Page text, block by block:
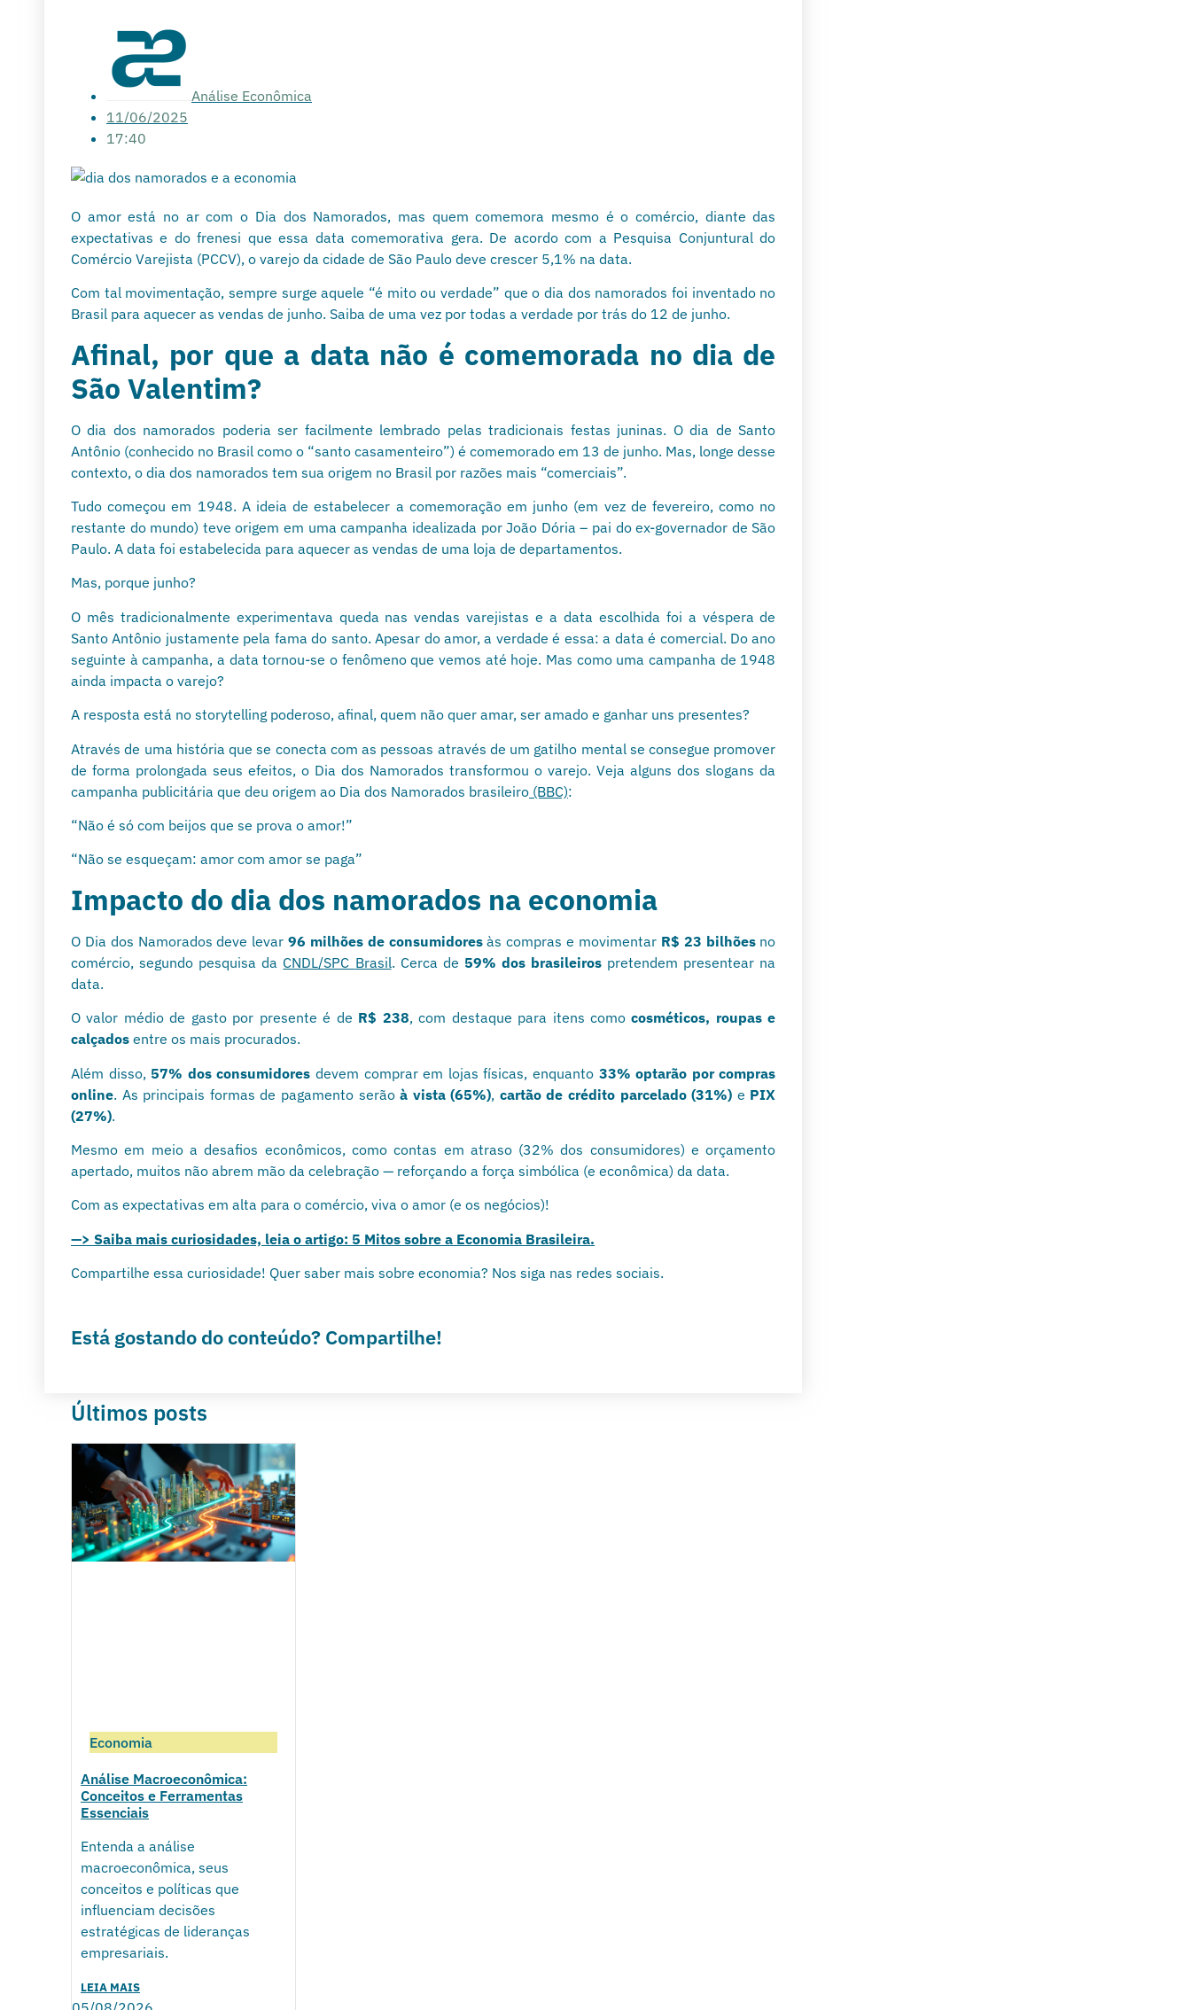
Análise Econômica
11/06/2025
17:40
O amor está no ar com o Dia dos Namorados, mas quem comemora mesmo é o comércio, diante das
expectativas e do frenesi que essa data comemorativa gera. De acordo com a Pesquisa Conjuntural do
Comércio Varejista (PCCV), o varejo da cidade de São Paulo deve crescer 5,1% na data.
Com tal movimentação, sempre surge aquele “é mito ou verdade” que o dia dos namorados foi inventado no
Brasil para aquecer as vendas de junho. Saiba de uma vez por todas a verdade por trás do 12 de junho.
Afinal, por que a data não é comemorada no dia de
São Valentim?
O dia dos namorados poderia ser facilmente lembrado pelas tradicionais festas juninas. O dia de Santo
Antônio (conhecido no Brasil como o “santo casamenteiro”) é comemorado em 13 de junho. Mas, longe desse
contexto, o dia dos namorados tem sua origem no Brasil por razões mais “comerciais”.
Tudo começou em 1948. A ideia de estabelecer a comemoração em junho (em vez de fevereiro, como no
restante do mundo) teve origem em uma campanha idealizada por João Dória – pai do ex-governador de São
Paulo. A data foi estabelecida para aquecer as vendas de uma loja de departamentos.
Mas, porque junho?
O mês tradicionalmente experimentava queda nas vendas varejistas e a data escolhida foi a véspera de
Santo Antônio justamente pela fama do santo. Apesar do amor, a verdade é essa: a data é comercial. Do ano
seguinte à campanha, a data tornou-se o fenômeno que vemos até hoje. Mas como uma campanha de 1948
ainda impacta o varejo?
A resposta está no storytelling poderoso, afinal, quem não quer amar, ser amado e ganhar uns presentes?
Através de uma história que se conecta com as pessoas através de um gatilho mental se consegue promover
de forma prolongada seus efeitos, o Dia dos Namorados transformou o varejo. Veja alguns dos slogans da
campanha publicitária que deu origem ao Dia dos Namorados brasileiro (BBC):
“Não é só com beijos que se prova o amor!”
“Não se esqueçam: amor com amor se paga”
Impacto do dia dos namorados na economia
O Dia dos Namorados deve levar96 milhões de consumidoresàs compras e movimentar R$ 23 bilhõesno
comércio, segundo pesquisa da CNDL/SPC Brasil. Cerca de 59% dos brasileiros pretendem presentear na
data.
O valor médio de gasto por presente é de R$ 238, com destaque para itens comocosméticos, roupas e
calçados entre os mais procurados.
Além disso, 57% dos consumidores devem comprar em lojas físicas, enquanto 33% optarão por compras
online. As principais formas de pagamento serãoà vista (65%), cartão de crédito parcelado (31%) e PIX
(27%).
Mesmo em meio a desafios econômicos, como contas em atraso (32% dos consumidores) e orçamento
apertado, muitos não abrem mão da celebração — reforçando a força simbólica (e econômica) da data.
Com as expectativas em alta para o comércio, viva o amor (e os negócios)!
—> Saiba mais curiosidades, leia o artigo: 5 Mitos sobre a Economia Brasileira.
Compartilhe essa curiosidade! Quer saber mais sobre economia? Nos siga nas redes sociais.
Está gostando do conteúdo? Compartilhe!
Últimos posts
Economia
Análise Macroeconômica:
Conceitos e Ferramentas
Essenciais
Entenda a análise
macroeconômica, seus
conceitos e políticas que
influenciam decisões
estratégicas de lideranças
empresariais.
LEIA MAIS